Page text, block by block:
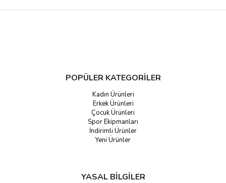
POPÜLER KATEGORİLER
Kadın Ürünleri
Erkek Ürünleri
Çocuk Ürünleri
Spor Ekipmanları
İndirimli Ürünler
Yeni Ürünler
YASAL BİLGİLER